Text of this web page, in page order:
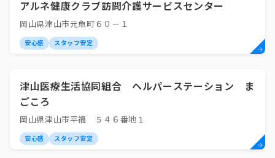
アルネ健康クラブ訪問介護サービスセンター
岡山県津山市元魚町６０－１
安心感 スタッフ安定
津山医療生活協同組合 ヘルパーステーション ま
ごころ
岡山県津山市平福 ５４６番地１
安心感 スタッフ安定